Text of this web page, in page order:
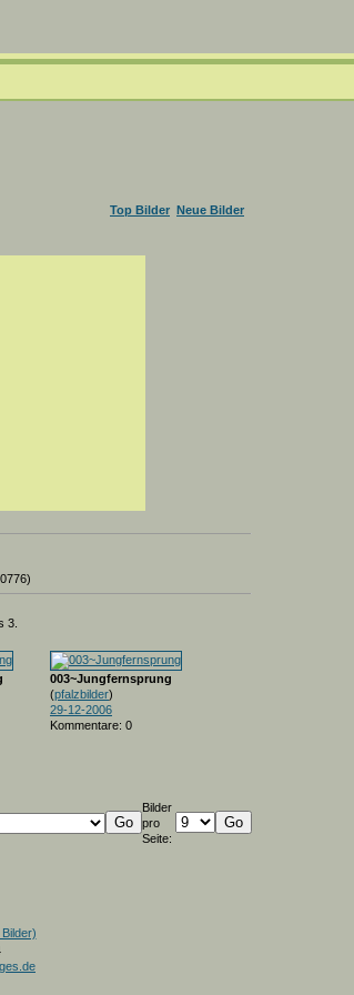
Top Bilder Neue Bilder
3.
003~Jungfernsprung
(pfalzbilder)
29-12-2006
Kommentare: 0
Bilder
pro
Seite: